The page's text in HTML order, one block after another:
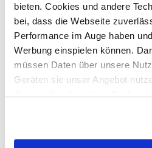
bieten. Cookies und andere
bei, dass die Webseite
Performance im Auge haben
Werbung einspielen können.
müssen Daten über unsere
Geräten sie unser Angebot
werden, werden bei der
Fall gesetzt. Cookies von
Lässiges Damen T-Shirt von
Mit Rundhalsausschnitt und
Ärmeln
Dezentes Logo-Stitching auf
Vielseitig kombinierbar für
Herstellerartikelnummer: